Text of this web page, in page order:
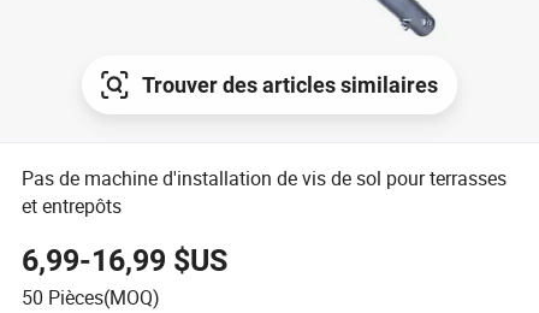
Trouver des articles similaires
Pas de machine d'installation de vis de sol pour terrasses
et entrepôts
6,99-16,99 $US
50 Pièces(MOQ)